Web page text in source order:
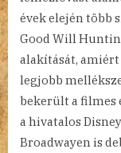
évek elején több
Good Will
alakítását, amiért
legjobb
bekerült a filmes
a hivatalos
Broadwayen is